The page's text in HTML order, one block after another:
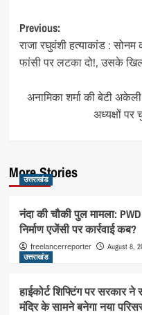
Post
navigation
Previous:
राजा रघुवंशी हत्याकांड : सोनम
फांसी पर लटका दो!, उसके
अनामिका शर्मा की बेटी
अध्यक्षों पर
More Stories
उत्तराखंड
नंदा की चौकी पुल मामला:
निर्माण एजेंसी पर कार्रवाई कब?
freelancerreporter August 8,
उत्तराखंड
हाईकोर्ट शिफ्टिंग पर सरकार
मंदिर के सामने बनेगा नया